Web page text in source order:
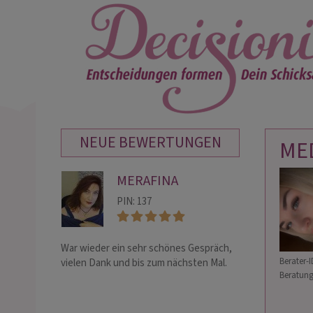
NEUE BEWERTUNGEN
MERAFINA
PIN: 137
War wieder ein sehr schönes Gespräch,
vielen Dank und bis zum nächsten Mal.
Mein geliebtes
Vergelts Gott
Mut
Berater-